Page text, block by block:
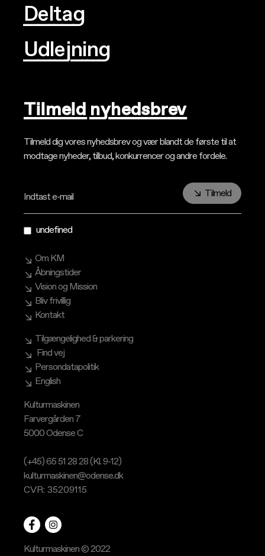
Deltag
Udlejning
Om KM
Åbningstider
Vision og Mission
Bliv frivillig
Kontakt
Tilgængelighed & parkering
Find vej
Persondatapolitik
English
Tilmeld nyhedsbrev
Tilmeld dig vores nyhedsbrev og vær blandt de første til at
modtage nyheder, tilbud, konkurrencer og andre fordele.
Indtast e-mail Tilmeld
undefined
Kulturmaskinen
Farvergården 7
5000 Odense C
(+45) 65 51 28 28 (Kl. 9-12)
kulturmaskinen@odense.dk
CVR: 35209115
Kulturmaskinen © 2022